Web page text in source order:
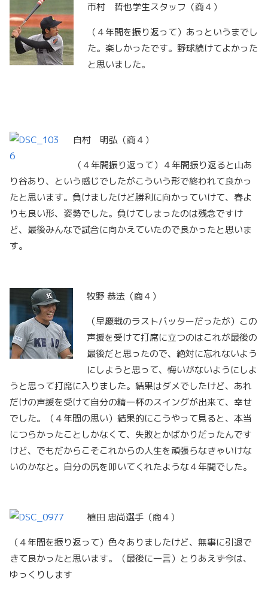
市村 哲也学生スタッフ（商４）
（４年間を振り返って）あっというまでし
た。楽しかったです。野球続けてよかった
と思いました。
白村 明弘（商４）
（４年間振り返って）４年間振り返ると山あ
り谷あり、という感じでしたがこういう形で終われて良かっ
たと思います。負けましたけど勝利に向かっていけて、春よ
りも良い形、姿勢でした。負けてしまったのは残念ですけ
ど、最後みんなで試合に向かえていたので良かったと思いま
す。
牧野 恭法（商４）
（早慶戦のラストバッターだったが）この
声援を受けて打席に立つのはこれが最後の
最後だと思ったので、絶対に忘れないよう
にしようと思って、悔いがないようにしよ
うと思って打席に入りました。結果はダメでしたけど、あれ
だけの声援を受けて自分の精一杯のスイングが出来て、幸せ
でした。（４年間の思い）結果的にこうやって見ると、本当
につらかったことしかなくて、失敗とかばかりだったんです
けど、でもだからこそこれからの人生を頑張らなきゃいけな
いのかなと。自分の尻を叩いてくれたような４年間でした。
植田 忠尚選手（商４）
（４年間を振り返って）色々ありましたけど、無事に引退で
きて良かったと思います。（最後に一言）とりあえず今は、
ゆっくりします